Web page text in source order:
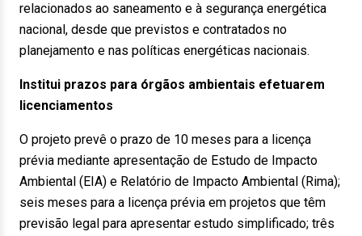
relacionados ao saneamento e à segurança energética
nacional, desde que previstos e contratados no
planejamento e nas políticas energéticas nacionais.
Institui prazos para órgãos ambientais efetuarem
licenciamentos
O projeto prevê o prazo de 10 meses para a licença
prévia mediante apresentação de Estudo de Impacto
Ambiental (EIA) e Relatório de Impacto Ambiental (Rima);
seis meses para a licença prévia em projetos que têm
previsão legal para apresentar estudo simplificado; três